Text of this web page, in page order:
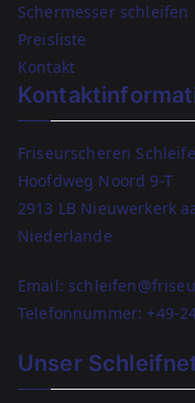
Schermesser schleifen
Preisliste
Kontakt
Friseurscheren
Hoofdweg Noord 9-T
2913 LB Nieuwerkerk
Niederlande
Email:
Telefonnummer: +49-
Unser